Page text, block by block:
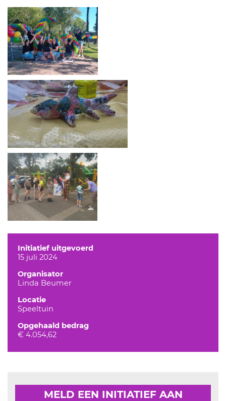
Initiatief uitgevoerd
15 juli 2024
Organisator
Linda Beumer
Locatie
Speeltuin
Opgehaald bedrag
€ 4.054,62
MELD EEN INITIATIEF AAN